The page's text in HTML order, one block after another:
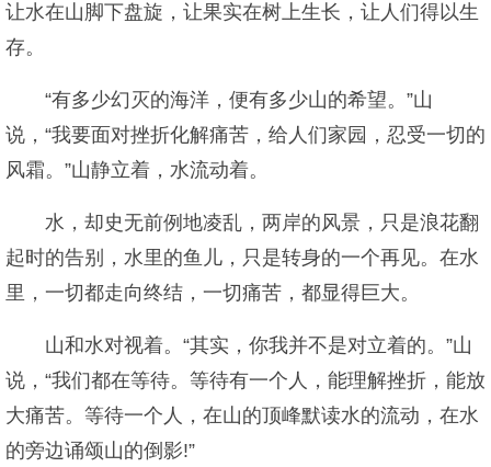
让水在山脚下盘旋，让果实在树上生长，让人们得以生
存。
“有多少幻灭的海洋，便有多少山的希望。”山
说，“我要面对挫折化解痛苦，给人们家园，忍受一切的
风霜。”山静立着，水流动着。
水，却史无前例地凌乱，两岸的风景，只是浪花翻
起时的告别，水里的鱼儿，只是转身的一个再见。在水
里，一切都走向终结，一切痛苦，都显得巨大。
山和水对视着。“其实，你我并不是对立着的。”山
说，“我们都在等待。等待有一个人，能理解挫折，能放
大痛苦。等待一个人，在山的顶峰默读水的流动，在水
的旁边诵颂山的倒影!”